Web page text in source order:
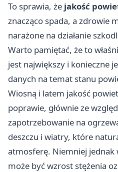
To sprawia, że jakość
znacząco spada, a zdrowie
narażone na działanie
Warto pamiętać, że to
jest największy i konieczne
danych na temat stanu
Wiosną i latem jakość
poprawie, głównie ze
zapotrzebowanie na
deszczu i wiatry, które
atmosferę. Niemniej
może być wzrost stężenia